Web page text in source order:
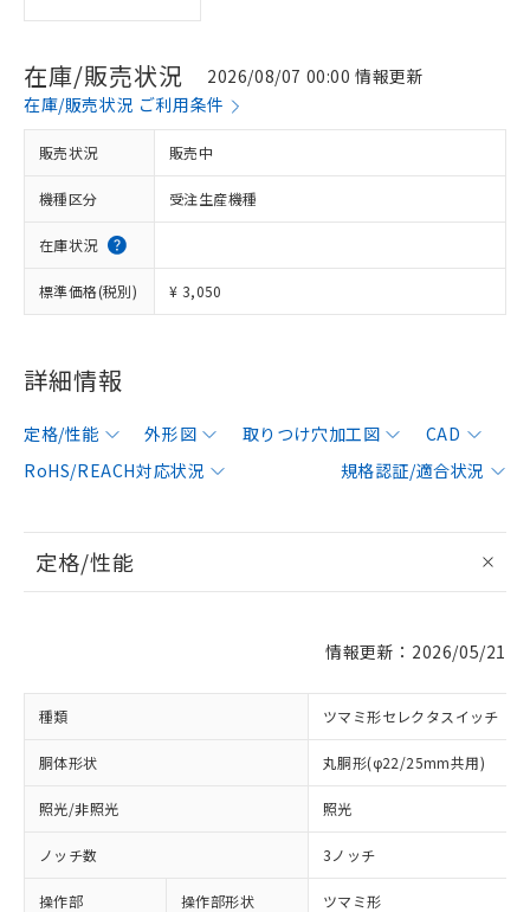
在庫/販売状況
2026/08/07 00:00 情報更新
在庫/販売状況 ご利用条件
販売状況 販売中
機種区分 受注生産機種
在庫状況
標準価格(税別) ¥ 3,050
詳細情報
定格/性能 外形図 取りつけ穴加工図
CAD
RoHS/REACH対応状況
規格認証/適合状況
定格/性能
情報更新：2026/05/21
種類 ツマミ形セレクタスイッチ
胴体形状 丸胴形(φ22/25mm共用)
照光/非照光 照光
ノッチ数 3ノッチ
操作部 操作部形状 ツマミ形